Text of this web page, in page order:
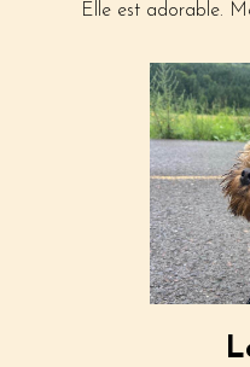
Elle est adorable.